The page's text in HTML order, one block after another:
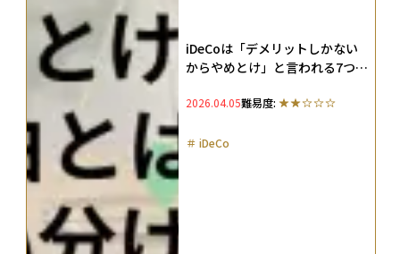
iDeCoは「デメリットしかない
からやめとけ」と言われる7つの
分け法を徹底解説
2026.04.05難易度:
＃ iDeCo